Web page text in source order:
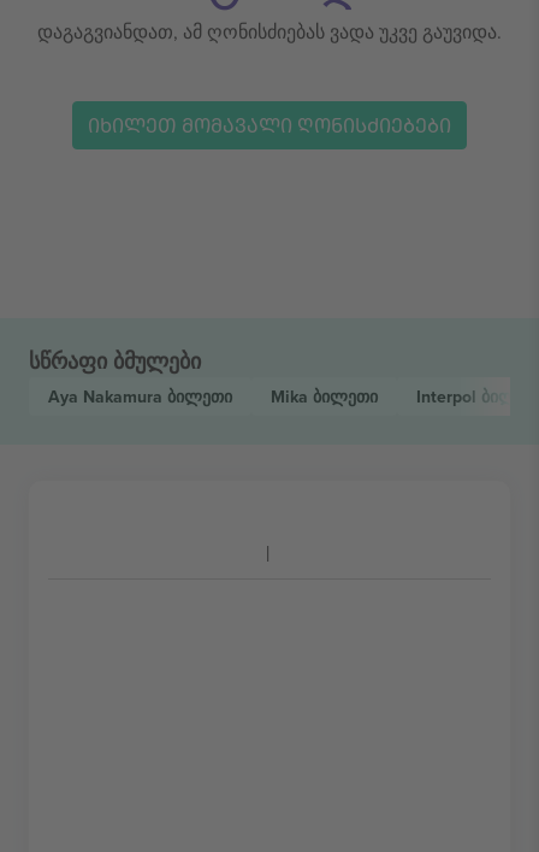
დაგაგვიანდათ, ამ ღონისძიებას ვადა უკვე გაუვიდა.
ᲘᲮᲘᲚᲔᲗ ᲛᲝᲛᲐᲕᲐᲚᲘ ᲦᲝᲜᲘᲡᲫᲘᲔᲑᲔᲑᲘ
სწრაფი ბმულები
Aya Nakamura ბილეთი Mika ბილეთი Interpol